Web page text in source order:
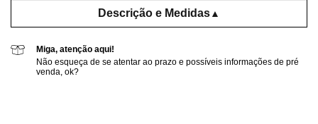
Descrição e Medidas▲
Miga, atenção aqui!
Não esqueça de se atentar ao prazo e possíveis informações de pré
venda, ok?